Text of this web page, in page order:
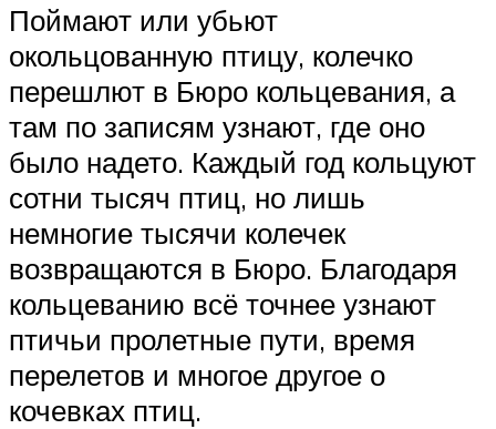
Поймают или убьют
окольцованную птицу, колечко
перешлют в Бюро кольцевания, а
там по записям узнают, где оно
было надето. Каждый год кольцуют
сотни тысяч птиц, но лишь
немногие тысячи колечек
возвращаются в Бюро. Благодаря
кольцеванию всё точнее узнают
птичьи пролетные пути, время
перелетов и многое другое о
кочевках птиц.